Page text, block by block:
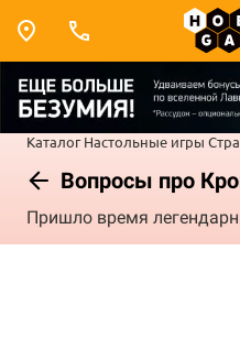
Каталог Настольные игры
Вопросы про
Пришло время